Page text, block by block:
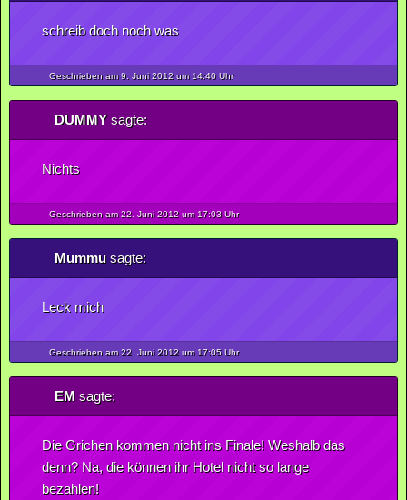
schreib doch noch was
Geschrieben am 9. Juni2012um 14:40 Uhr
DUMMYsagte:
Nichts
Geschrieben am 22. Juni2012um 17:03 Uhr
Mummusagte:
Leck mich
Geschrieben am 22. Juni2012um 17:05 Uhr
EMsagte:
Die Grichen kommen nicht ins Finale! Weshalb das
denn? Na, die können ihr Hotel nicht so lange
bezahlen!